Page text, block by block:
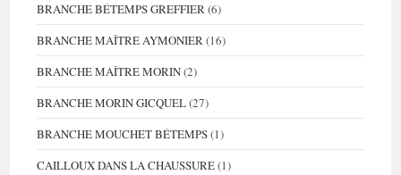
BRANCHE BÉTEMPS GREFFIER(6)
BRANCHE MAÎTRE AYMONIER(16)
BRANCHE MAÎTRE MORIN(2)
BRANCHE MORIN GICQUEL(27)
BRANCHE MOUCHET BÉTEMPS(1)
CAILLOUX DANS LA CHAUSSURE(1)